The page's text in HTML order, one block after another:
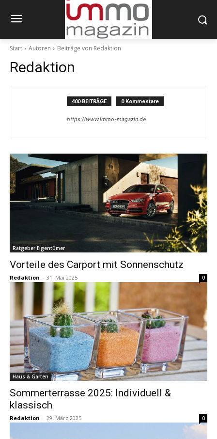
Start Autoren Beiträge von Redaktion
Redaktion
400 BEITRÄGE 0 Kommentare
https://www.immo-magazin.de
Ratgeber Eigentümer
Vorteile des Carport mit Sonnenschutz
Redaktion - 31. Mai 2025 0
Haus & Garten
Sommerterrasse 2025: Individuell &
klassisch
Redaktion - 29. März 2025 0